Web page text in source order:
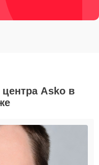
Asko в